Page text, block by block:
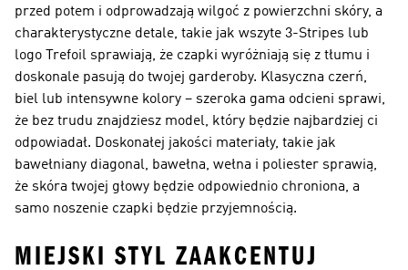
przed potem i odprowadzają wilgoć z powierzchni skóry, a
charakterystyczne detale, takie jak wszyte 3-Stripes lub
logo Trefoil sprawiają, że czapki wyróżniają się z tłumu i
doskonale pasują do twojej garderoby. Klasyczna czerń,
biel lub intensywne kolory – szeroka gama odcieni sprawi,
że bez trudu znajdziesz model, który będzie najbardziej ci
odpowiadał. Doskonałej jakości materiały, takie jak
bawełniany diagonal, bawełna, wełna i poliester sprawią,
że skóra twojej głowy będzie odpowiednio chroniona, a
samo noszenie czapki będzie przyjemnością.
MIEJSKI STYL ZAAKCENTUJ